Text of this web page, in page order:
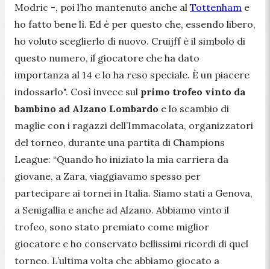
Modric -, poi l’ho mantenuto anche al Tottenham e
ho fatto bene lì. Ed è per questo che, essendo libero,
ho voluto sceglierlo di nuovo. Cruijff è il simbolo di
questo numero, il giocatore che ha dato
importanza al 14 e lo ha reso speciale. È un piacere
indossarlo". Così invece sul primo trofeo vinto da
bambino ad Alzano Lombardo e lo scambio di
maglie con i ragazzi dell’Immacolata, organizzatori
del torneo, durante una partita di Champions
League: “Quando ho iniziato la mia carriera da
giovane, a Zara, viaggiavamo spesso per
partecipare ai tornei in Italia. Siamo stati a Genova,
a Senigallia e anche ad Alzano. Abbiamo vinto il
trofeo, sono stato premiato come miglior
giocatore e ho conservato bellissimi ricordi di quel
torneo. L’ultima volta che abbiamo giocato a